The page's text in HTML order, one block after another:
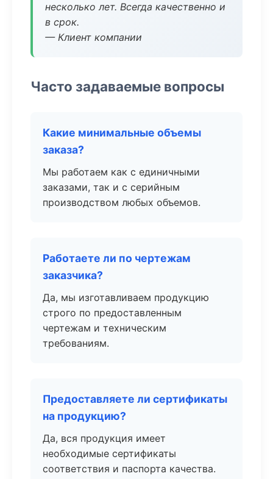
несколько лет. Всегда качественно и
в срок.
— Клиент компании
Часто задаваемые вопросы
Какие минимальные объемы
заказа?
Мы работаем как с единичными
заказами, так и с серийным
производством любых объемов.
Работаете ли по чертежам
заказчика?
Да, мы изготавливаем продукцию
строго по предоставленным
чертежам и техническим
требованиям.
Предоставляете ли сертификаты
на продукцию?
Да, вся продукция имеет
необходимые сертификаты
соответствия и паспорта качества.